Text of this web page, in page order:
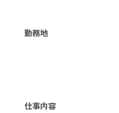
勤務地
仕事内容